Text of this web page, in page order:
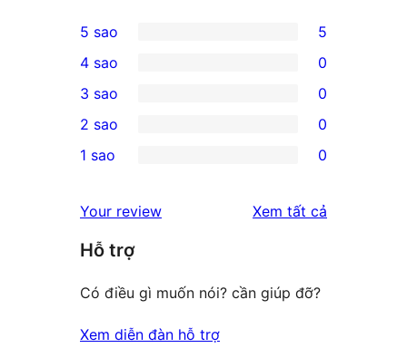
5
5-
star
reviews
5 sao 5
4-
star
reviews
4 sao 0
0
3-
star
3 sao 0
2-
reviews
2 sao 0
star
reviews
1 sao 0
Your review Xem tất cả
Hỗ trợ
Có điều gì muốn nói? cần giúp đỡ?
Xem diễn đàn hỗ trợ